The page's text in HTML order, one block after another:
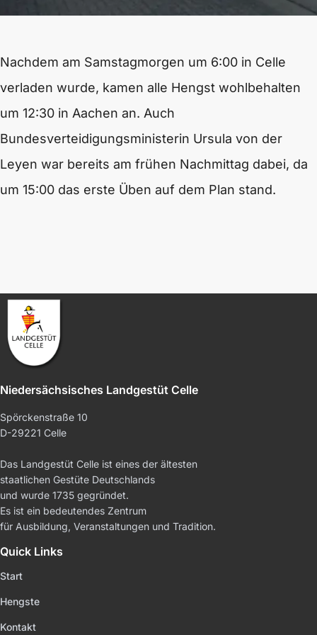
Nachdem am Samstagmorgen um 6:00 in Celle
verladen wurde, kamen alle Hengst wohlbehalten
um 12:30 in Aachen an. Auch
Bundesverteidigungsministerin Ursula von der
Leyen war bereits am frühen Nachmittag dabei, da
um 15:00 das erste Üben auf dem Plan stand.
Niedersächsisches Landgestüt Celle
Spörckenstraße 10
D-29221 Celle
Das Landgestüt Celle ist eines der ältesten
staatlichen Gestüte Deutschlands
und wurde 1735 gegründet.
Es ist ein bedeutendes Zentrum
für Ausbildung, Veranstaltungen und Tradition.
Quick Links
Start
Hengste
Kontakt